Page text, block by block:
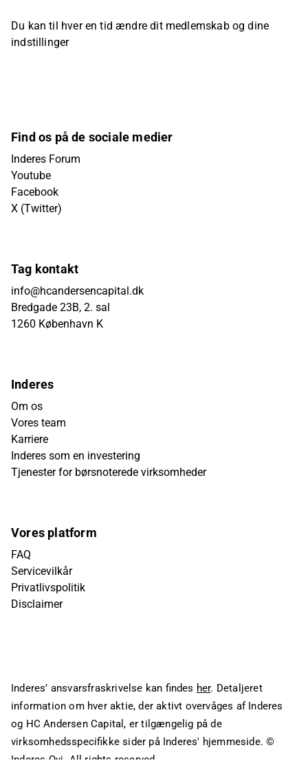
Du kan til hver en tid ændre dit medlemskab og dine
indstillinger
Find os på de sociale medier
Inderes Forum
Youtube
Facebook
X (Twitter)
Tag kontakt
info@hcandersencapital.dk
Bredgade 23B, 2. sal
1260 København K
Inderes
Om os
Vores team
Karriere
Inderes som en investering
Tjenester for børsnoterede virksomheder
Vores platform
FAQ
Servicevilkår
Privatlivspolitik
Disclaimer
Inderes’ ansvarsfraskrivelse kan findes her. Detaljeret
information om hver aktie, der aktivt overvåges af Inderes
og HC Andersen Capital, er tilgængelig på de
virksomhedsspecifikke sider på Inderes' hjemmeside. ©
Inderes Oyj. All rights reserved.